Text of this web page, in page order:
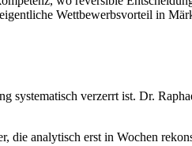
Wettbewerbsvorteil in
systematisch verzerrt ist. Dr.
analytisch erst in Wochen